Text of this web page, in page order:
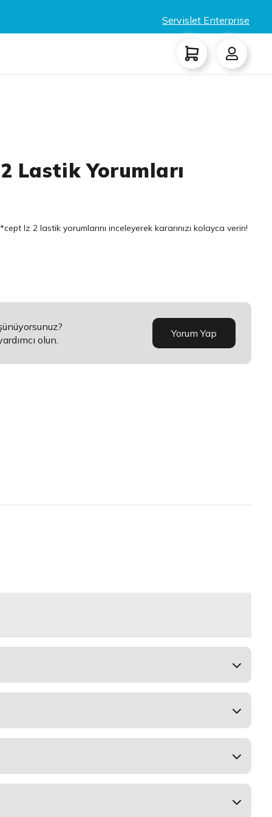
Servislet Enterprise
Lastik Yorumları
Iz 2 lastik yorumlarını inceleyerek kararınızı kolayca verin!
olun.
Yorum Yap